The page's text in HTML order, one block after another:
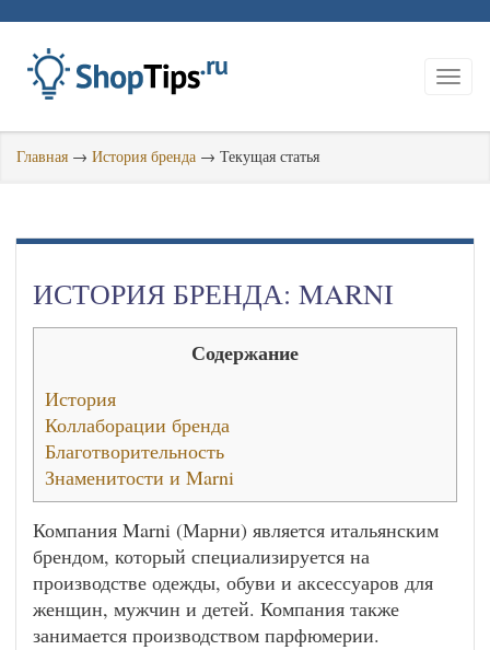
Главная → История бренда → Текущая статья
ИСТОРИЯ БРЕНДА: MARNI
Содержание
История
Коллаборации бренда
Благотворительность
Знаменитости и Marni
Компания Marni (Марни) является итальянским
брендом, который специализируется на
производстве одежды, обуви и аксессуаров для
женщин, мужчин и детей. Компания также
занимается производством парфюмерии.